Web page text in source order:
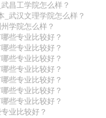
昌工学院怎么样？
_武汉文理学院怎么样？
学院怎么样？
些专业比较好？
些专业比较好？
些专业比较好？
些专业比较好？
些专业比较好？
些专业比较好？
些专业比较好？
业比较好？